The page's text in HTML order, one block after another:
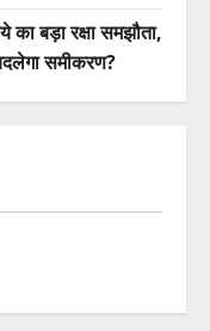
बड़ा रक्षा समझौता,
समीकरण?